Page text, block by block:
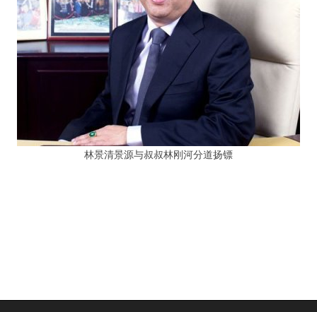
林景清景源与叔叔林刚河分道扬镖